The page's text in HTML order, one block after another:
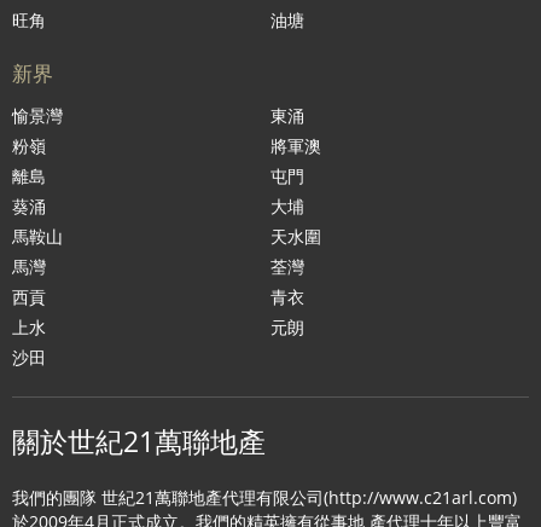
旺角
油塘
新界
愉景灣
粉嶺
離島
葵涌
馬鞍山
馬灣
西貢
上水
沙田
東涌
將軍澳
屯門
大埔
天水圍
荃灣
青衣
元朗
關於世紀21萬聯地產
我們的團隊 世紀21萬聯地產代理有限公司(http://www.c21arl.com)
於2009年4月正式成立。我們的精英擁有從事地 產代理十年以上豐富